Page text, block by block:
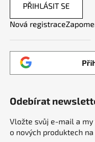
PŘIHLÁSIT SE
Nová registrace
Odebírat
Vložte svůj e-mail a
o nových produktech